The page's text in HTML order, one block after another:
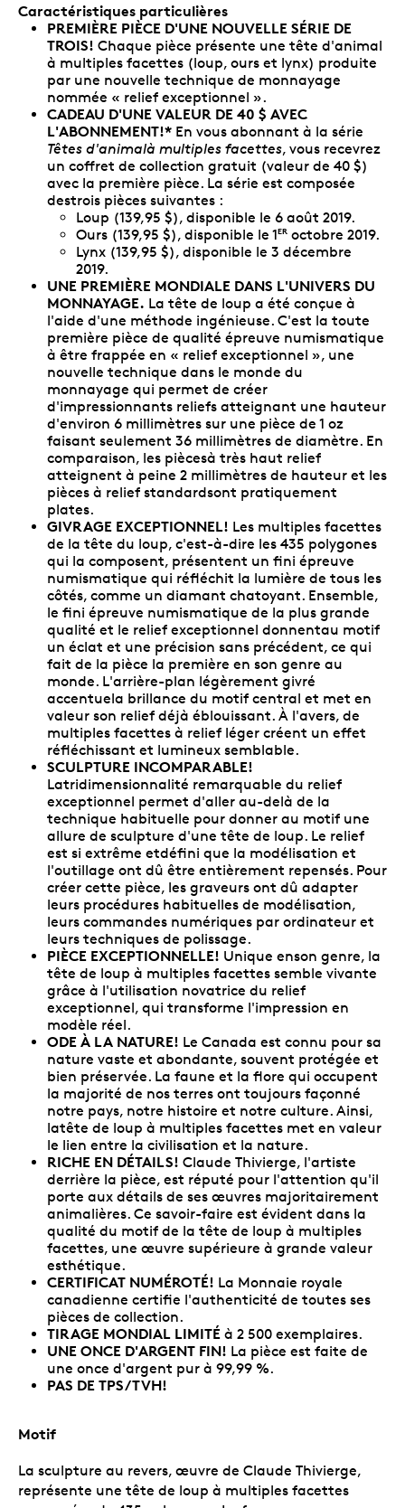
Caractéristiques particulières
PREMIÈRE PIÈCE D'UNE NOUVELLE SÉRIE DE
TROIS! Chaque pièce présente une tête d'animal
à multiples facettes (loup, ours et lynx) produite
par une nouvelle technique de monnayage
nommée « relief exceptionnel ».
CADEAU D'UNE VALEUR DE 40 $ AVEC
L'ABONNEMENT!* En vous abonnant à la série
Têtes d'animalà multiples facettes, vous recevrez
un coffret de collection gratuit (valeur de 40 $)
avec la première pièce. La série est composée
destrois pièces suivantes :
Loup (139,95 $), disponible le 6 août 2019.
Ours (139,95 $), disponible le 1ER octobre 2019.
Lynx (139,95 $), disponible le 3 décembre
2019.
UNE PREMIÈRE MONDIALE DANS L'UNIVERS DU
MONNAYAGE. La tête de loup a été conçue à
l'aide d'une méthode ingénieuse. C'est la toute
première pièce de qualité épreuve numismatique
à être frappée en « relief exceptionnel », une
nouvelle technique dans le monde du
monnayage qui permet de créer
d'impressionnants reliefs atteignant une hauteur
d'environ 6 millimètres sur une pièce de 1 oz
faisant seulement 36 millimètres de diamètre. En
comparaison, les piècesà très haut relief
atteignent à peine 2 millimètres de hauteur et les
pièces à relief standardsont pratiquement
plates.
GIVRAGE EXCEPTIONNEL! Les multiples facettes
de la tête du loup, c'est-à-dire les 435 polygones
qui la composent, présentent un fini épreuve
numismatique qui réfléchit la lumière de tous les
côtés, comme un diamant chatoyant. Ensemble,
le fini épreuve numismatique de la plus grande
qualité et le relief exceptionnel donnentau motif
un éclat et une précision sans précédent, ce qui
fait de la pièce la première en son genre au
monde. L'arrière-plan légèrement givré
accentuela brillance du motif central et met en
valeur son relief déjà éblouissant. À l'avers, de
multiples facettes à relief léger créent un effet
réfléchissant et lumineux semblable.
SCULPTURE INCOMPARABLE!
Latridimensionnalité remarquable du relief
exceptionnel permet d'aller au-delà de la
technique habituelle pour donner au motif une
allure de sculpture d'une tête de loup. Le relief
est si extrême etdéfini que la modélisation et
l'outillage ont dû être entièrement repensés. Pour
créer cette pièce, les graveurs ont dû adapter
leurs procédures habituelles de modélisation,
leurs commandes numériques par ordinateur et
leurs techniques de polissage.
PIÈCE EXCEPTIONNELLE! Unique enson genre, la
tête de loup à multiples facettes semble vivante
grâce à l'utilisation novatrice du relief
exceptionnel, qui transforme l'impression en
modèle réel.
ODE À LA NATURE! Le Canada est connu pour sa
nature vaste et abondante, souvent protégée et
bien préservée. La faune et la flore qui occupent
la majorité de nos terres ont toujours façonné
notre pays, notre histoire et notre culture. Ainsi,
latête de loup à multiples facettes met en valeur
le lien entre la civilisation et la nature.
RICHE EN DÉTAILS! Claude Thivierge, l'artiste
derrière la pièce, est réputé pour l'attention qu'il
porte aux détails de ses œuvres majoritairement
animalières. Ce savoir-faire est évident dans la
qualité du motif de la tête de loup à multiples
facettes, une œuvre supérieure à grande valeur
esthétique.
CERTIFICAT NUMÉROTÉ! La Monnaie royale
canadienne certifie l'authenticité de toutes ses
pièces de collection.
TIRAGE MONDIAL LIMITÉ à 2 500 exemplaires.
UNE ONCE D'ARGENT FIN! La pièce est faite de
une once d'argent pur à 99,99 %.
PAS DE TPS/TVH!
Motif
La sculpture au revers, œuvre de Claude Thivierge,
représente une tête de loup à multiples facettes